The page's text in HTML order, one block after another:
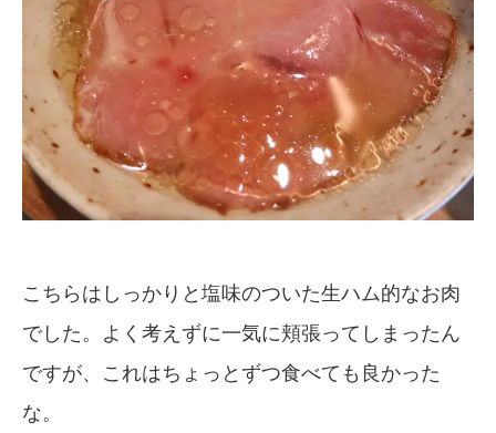
こちらはしっかりと塩味のついた生ハム的なお肉
でした。よく考えずに一気に頬張ってしまったん
ですが、これはちょっとずつ食べても良かった
な。